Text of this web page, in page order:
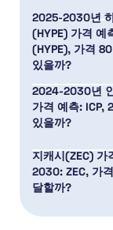
2025-2030년
(HYPE) 가격 예
(HYPE), 가격
있을까?
2024-2030년
가격 예측: ICP,
있을까?
지캐시(ZEC)
2030: ZEC, 가
달할까?